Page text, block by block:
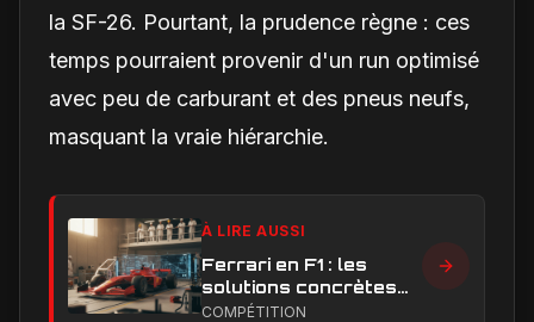
la SF-26. Pourtant, la prudence règne : ces
temps pourraient provenir d'un run optimisé
avec peu de carburant et des pneus neufs,
masquant la vraie hiérarchie.
À LIRE AUSSI
Ferrari en F1 : les
solutions concrètes
pour combler son
COMPÉTITION